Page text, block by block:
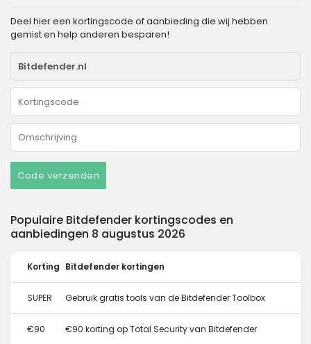
Deel hier een kortingscode of aanbieding die wij hebben
gemist en help anderen besparen!
Code verzenden
Populaire Bitdefender kortingscodes en
aanbiedingen 8 augustus 2026
Korting Bitdefender kortingen
SUPER Gebruik gratis tools van de Bitdefender Toolbox
€90 €90 korting op Total Security van Bitdefender